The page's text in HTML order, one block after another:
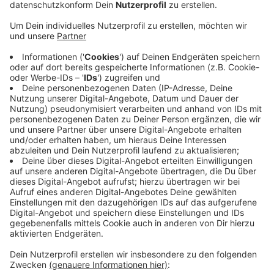
Anzeige
Die Stadt hat daraufhin entsprechende Maßnahmen
ergriffen. Damit der Wasserspielplatz keine weiteren
Male auf dem Trockenen bleibt, hat die Stadt Haan
den Absperrhahn mit Kabelbindern gesichert.
Außerdem wurde der Einstieg zum Hahn für den
Spielplatz mit einer Stahlplatte abgedeckt. Seitdem
sei das Problem nicht mehr aufgetreten, so die Stadt
Haan auf Radio Neandertal-Nachfrage. Ähnliche,
vergleichbare Fälle habe es im Stadtgebiet aber nicht
gegeben. Wer dahinterstecken könnte und warum das
Wasser auf dem Gruitener Wasserspielplatz mehrfach
gekappt wurde, sei nicht bekannt, heißt es aus dem
Haaner Rathaus.
Anzeige